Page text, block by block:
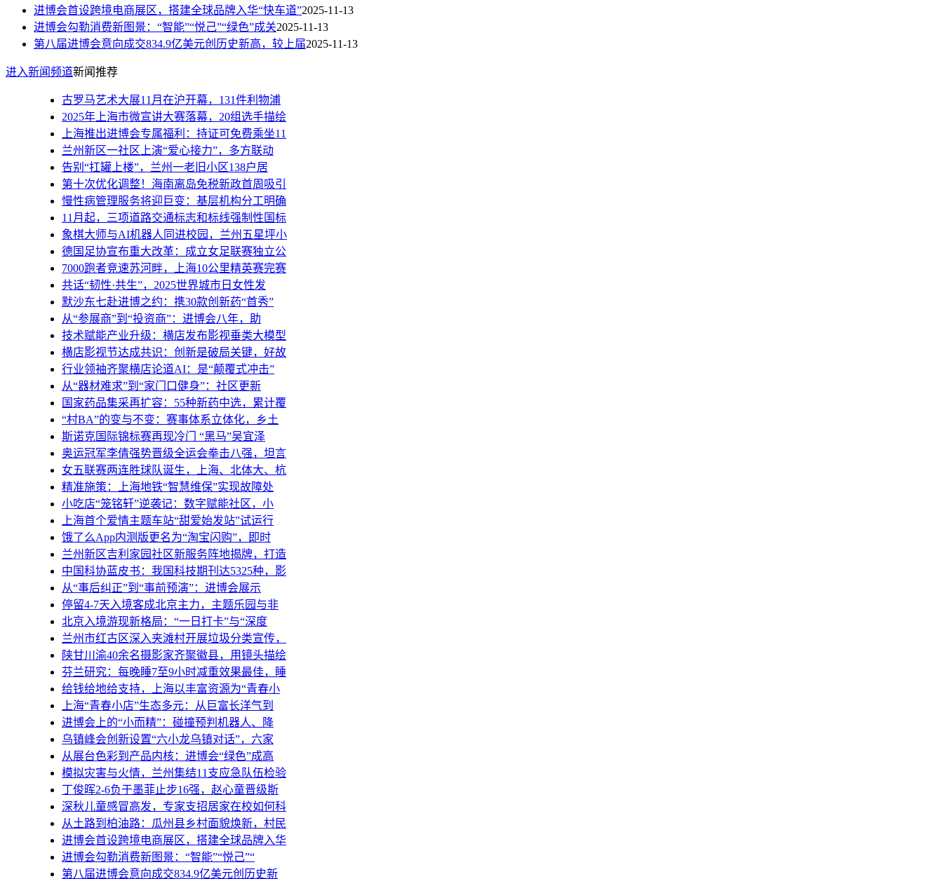
进博会首设跨境电商展区，搭建全球品牌入华“快车道”2025-11-13
进博会勾勒消费新图景：“智能”“悦己”“绿色”成关2025-11-13
第八届进博会意向成交834.9亿美元创历史新高，较上届2025-11-13
进入新闻频道新闻推荐
古罗马艺术大展11月在沪开幕，131件利物浦
2025年上海市微宣讲大赛落幕，20组选手描绘
上海推出进博会专属福利：持证可免费乘坐11
兰州新区一社区上演“爱心接力”，多方联动
告别“扛罐上楼”，兰州一老旧小区138户居
第十次优化调整！海南离岛免税新政首周吸引
慢性病管理服务将迎巨变：基层机构分工明确
11月起，三项道路交通标志和标线强制性国标
象棋大师与AI机器人同进校园，兰州五星坪小
德国足协宣布重大改革：成立女足联赛独立公
7000跑者竞速苏河畔，上海10公里精英赛完赛
共话“韧性·共生”，2025世界城市日女性发
默沙东七赴进博之约：携30款创新药“首秀”
从“参展商”到“投资商”：进博会八年，助
技术赋能产业升级：横店发布影视垂类大模型
横店影视节达成共识：创新是破局关键，好故
行业领袖齐聚横店论道AI：是“颠覆式冲击”
从“器材难求”到“家门口健身”：社区更新
国家药品集采再扩容：55种新药中选，累计覆
“村BA”的变与不变：赛事体系立体化，乡土
斯诺克国际锦标赛再现冷门 “黑马”吴宜泽
奥运冠军李倩强势晋级全运会拳击八强，坦言
女五联赛两连胜球队诞生，上海、北体大、杭
精准施策：上海地铁“智慧维保”实现故障处
小吃店“笼铭轩”逆袭记：数字赋能社区，小
上海首个爱情主题车站“甜爱始发站”试运行
饿了么App内测版更名为“淘宝闪购”，即时
兰州新区吉利家园社区新服务阵地揭牌，打造
中国科协蓝皮书：我国科技期刊达5325种，影
从“事后纠正”到“事前预演”：进博会展示
停留4-7天入境客成北京主力，主题乐园与非
北京入境游现新格局：“一日打卡”与“深度
兰州市红古区深入夹滩村开展垃圾分类宣传，
陕甘川渝40余名摄影家齐聚徽县，用镜头描绘
芬兰研究：每晚睡7至9小时减重效果最佳，睡
给钱给地给支持，上海以丰富资源为“青春小
上海“青春小店”生态多元：从巨富长洋气到
进博会上的“小而精”：碰撞预判机器人、降
乌镇峰会创新设置“六小龙乌镇对话”，六家
从展台色彩到产品内核：进博会“绿色”成高
模拟灾害与火情，兰州集结11支应急队伍检验
丁俊晖2-6负于墨菲止步16强，赵心童晋级斯
深秋儿童感冒高发，专家支招居家在校如何科
从土路到柏油路：瓜州县乡村面貌焕新，村民
进博会首设跨境电商展区，搭建全球品牌入华
进博会勾勒消费新图景：“智能”“悦己”“
第八届进博会意向成交834.9亿美元创历史新